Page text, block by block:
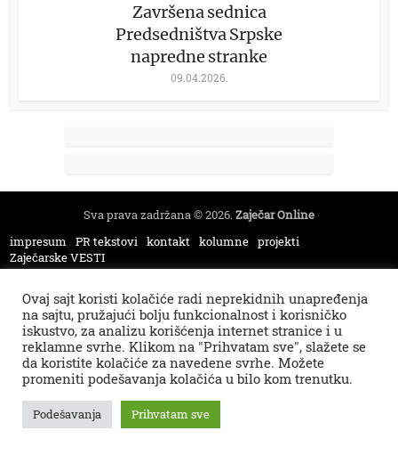
Završena sednica
Predsedništva Srpske
napredne stranke
09.04.2026.
Sva prava zadržana © 2026.Zaječar Online
impresum
PR tekstovi kontakt kolumne projekti
Zaječarske VESTI
Ovaj sajt koristi kolačiće radi neprekidnih unapređenja
na sajtu, pružajući bolju funkcionalnost i korisničko
iskustvo, za analizu korišćenja internet stranice i u
reklamne svrhe. Klikom na "Prihvatam sve", slažete se
da koristite kolačiće za navedene svrhe. Možete
promeniti podešavanja kolačića u bilo kom trenutku.
Podešavanja Prihvatam sve